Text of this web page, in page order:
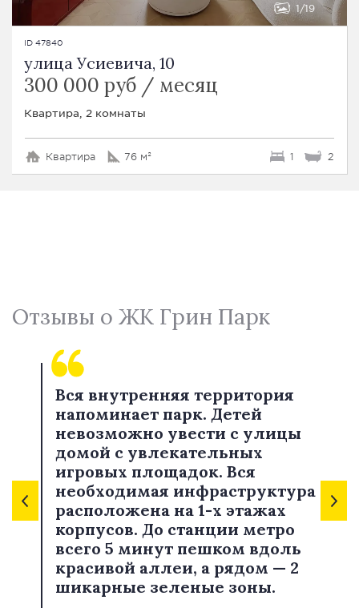
1 19
ID 47840
улица Усиевича, 10
300 000 руб / месяц
Квартира, 2 комнаты
Квартира 76 м² 1 2
Отзывы о ЖК Грин Парк
Вся внутренняя территория
напоминает парк. Детей
невозможно увести с улицы
домой с увлекательных
игровых площадок. Вся
необходимая инфраструктура
расположена на 1-х этажах
корпусов. До станции метро
всего 5 минут пешком вдоль
красивой аллеи, а рядом — 2
шикарные зеленые зоны.